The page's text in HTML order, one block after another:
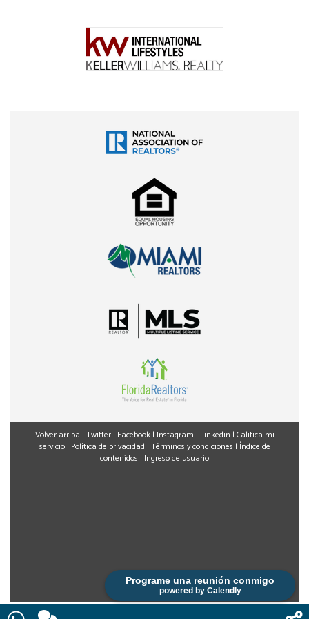
Programe una reunión conmigo
powered by Calendly
Volver arriba | Twitter| Facebook| Instagram | Linkedin | Califica mi
servicio| Política de privacidad | Términos y condiciones | Índice de
contenidos | Ingreso de usuario